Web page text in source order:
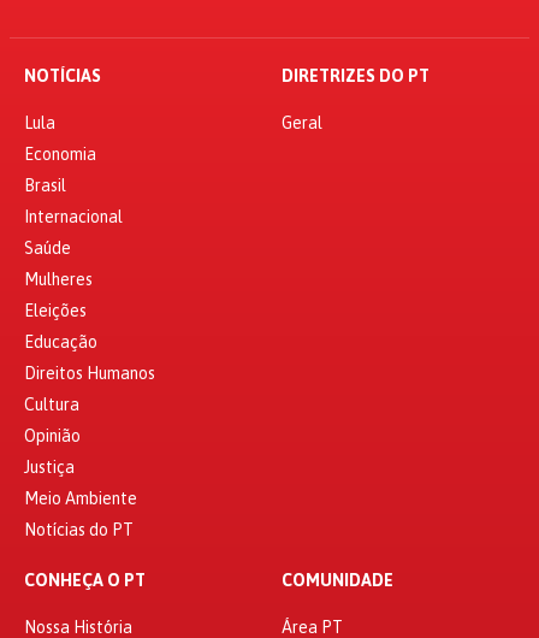
NOTÍCIAS
Lula
Economia
Brasil
Internacional
Saúde
Mulheres
Eleições
Educação
Direitos Humanos
Cultura
Opinião
Justiça
Meio Ambiente
Notícias do PT
DIRETRIZES DO PT
Geral
CONHEÇA O PT
Nossa História
COMUNIDADE
Área PT